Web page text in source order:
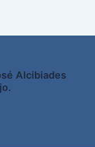
Alcibiades